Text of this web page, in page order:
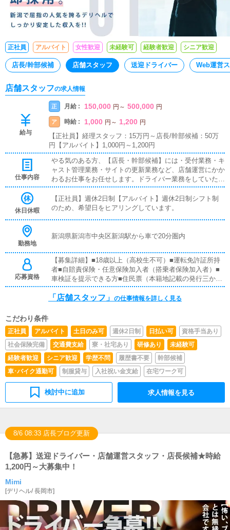
正社員 アルバイト 女性歓迎 未経験可 経験者歓迎 シニア歓迎
店長/幹部候補 店舗スタッフ 送迎ドライバー Web運営
店舗スタッフの求人情報
給与
正 月給 : 150,000 円 ～ 500,000 円
ア 時給 : 1,000 円 ～ 1,200 円
【正社員】経理スタッフ：15万円～店長/幹部候補：50万
円【アルバイト】1,000円～1,200円
仕事内容
やる気のある方、【店長・幹部候補】には・受付業務・キ
ャスト管理業務・サイトの更新業務など、店舗運営にかか
わるお仕事をお任せします。ドライバー業務をしていただ
くこともあります。従業員には・明瞭かつ公正な評価制
度、チャレンジングな登用でキャリア、給与アップを支
援・安心安全な職務環境を提供し、より自己実現しやすい
ジしていただき、将来的には店長、幹部として活躍いただ
休日休暇
【正社員】週休2日制【アルバイト】週休2日制シフト制
のため、希望日をヒアリングしています。
勤務地
新潟県新潟市中央区新潟駅から車で20分圏内
応募資格
【募集詳細】■18歳以上（高校生不可）■運転免許証所持
者■自賠責保険・任意保険加入者（搭乗者保険加入者）■
車検証を提示できる方■住民票（本籍地記載の発行三か月
以内のみ有効）■履歴書を持参できる方
「店舗スタッフ」 の仕事情報を詳しく見る
こだわり条件
正社員 アルバイト 土日のみ可 週休2日制 日払い可
資格手当あり
社会保険完備
交通費支給 寮・社宅あり 研修あり
未経験可
経験者歓迎
シニア歓迎 学歴不問 履歴書不要
幹部候補
車･バイク通勤可
制服貸与 入社祝い金支給 在宅ワーク可
検討中に追加 求人情報を見る
8/6 08:33 店長ブログ更新
【急募】送迎ドライバー・店舗運営スタッフ・店長候補★時給
1,200円～大募集中！
Mimi
[デリヘル/長岡市]